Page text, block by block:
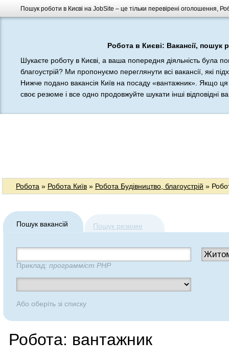
Пошук роботи в Києві на JobSite – це тільки перевірені оголошення,
Робота в Києві: Вакансії, пошук
Шукаєте роботу в Києві, а ваша попередня діяльність була
благоустрій? Ми пропонуємо переглянути всі вакансії, які
Нижче подано вакансія Київ на посаду «вантажник». Якщо ця
своє резюме і все одно продовжуйте шукати інші відповідні
Робота » Робота Київ » Робота Будівництво, благоустрій »
Пошук вакансій Пошук резюме
Приклад: программіст PHP
Або оберіть зі списку
Робота: вантажник